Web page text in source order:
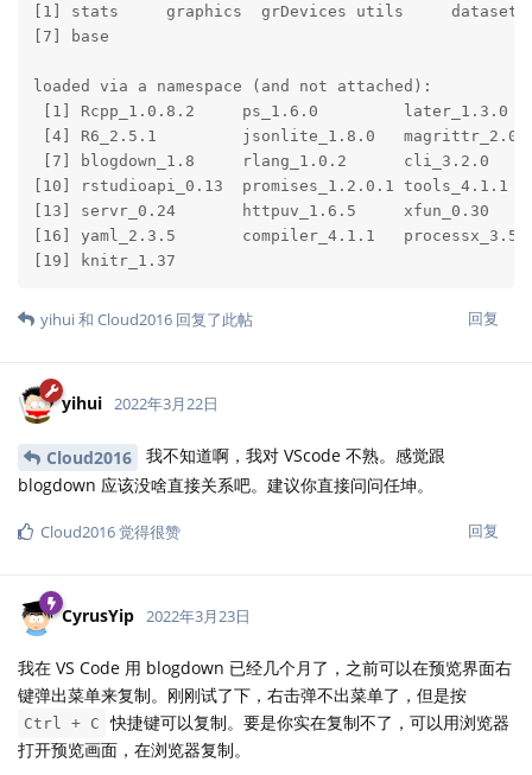
[1] stats     graphics  grDevices utils
[7] base
loaded via a namespace (and not attached):
[1] Rcpp_1.0.8.2     ps_1.6.0
[4] R6_2.5.1         jsonlite_1.8.0
[7] blogdown_1.8     rlang_1.0.2
[10] rstudioapi_0.13  promises_1.2.0.1
[13] servr_0.24       httpuv_1.6.5
[16] yaml_2.3.5       compiler_4.1.1
[19] knitr_1.37
回复
yihui和 Cloud2016 回复了此帖
yihui 2022年3月22日
Cloud2016
我不知道啊，我对 VScode 不熟。感觉跟
blogdown 应该没啥直接关系吧。建议你直接问问任坤。
回复
Cloud2016觉得很赞
CyrusYip 2022年3月23日
我在 VS Code 用 blogdown 已经几个月了，之前可以在预览界面右
键弹出菜单来复制。刚刚试了下，右击弹不出菜单了，但是按
Ctrl + C 快捷键可以复制。要是你实在复制不了，可以用浏览器
打开预览画面，在浏览器复制。